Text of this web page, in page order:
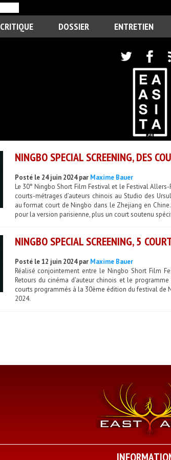
CRITIQUE DOSSIER ENTRETIEN
NINGBO SPECIAL SCREENING, DES
Posté le 24 juin 2024 par Maxime Bauer
Le 30° Ningbo Short Film Festival et le Festival
courts-métrages d’auteurs chinois au Studio des
au format court de Ningbo dans le Zhejiang en
pour la version parisienne, plus un court soutenu
NINGBO SPECIAL SCREENING, 5
Posté le 12 juin 2024 par Maxime Bauer
Réalisé conjointement entre le Ningbo Short Film
Retours du cinéma d'auteur chinois et le
courts programmés à la 30ème édition du festival de
2024.